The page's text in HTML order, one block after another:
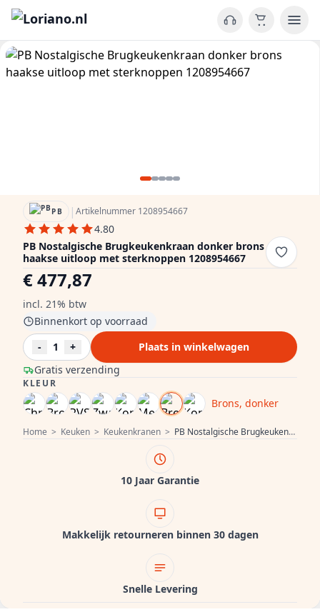
Home > Keuken > Keukenkranen > PB Nostalgische Brugkeukenkraan donker brons haakse uitloop met sterknoppen 1208954667
PB | Artikelnummer 1208954667
4.80
PB Nostalgische Brugkeukenkraan donker brons
haakse uitloop met sterknoppen 1208954667
€ 477,87
incl. 21% btw
Gratis verzending
Binnenkort op voorraad
-
1 + Plaats in winkelwagen
KLEUR
Brons, donker
10 Jaar Garantie
Makkelijk retourneren binnen 30 dagen
Snelle Levering